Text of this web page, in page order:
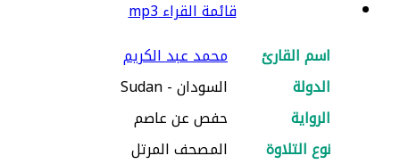
قائمة القراء mp3
اسم القارئ
محمد عبد الكريم
الدولة
السودان - Sudan
الرواية
حفص عن عاصم
نوع التلاوة
المصحف المرتل